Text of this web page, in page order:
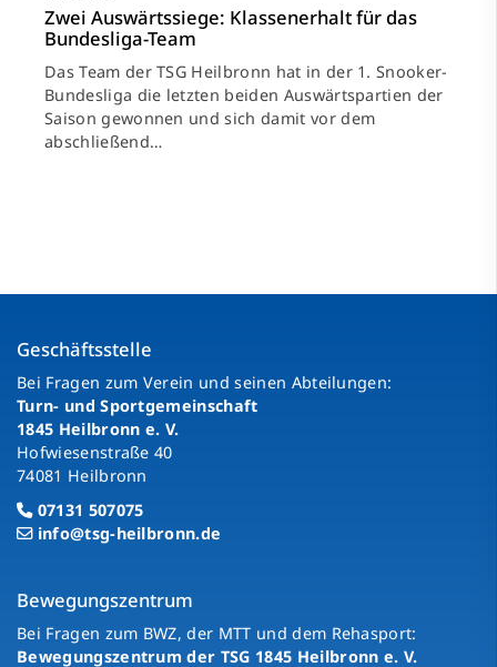
Zwei Auswärtssiege: Klassenerhalt für das
Bundesliga-Team
Das Team der TSG Heilbronn hat in der 1. Snooker-
Bundesliga die letzten beiden Auswärtspartien der
Saison gewonnen und sich damit vor dem
abschließend…
Geschäftsstelle
Bei Fragen zum Verein und seinen Abteilungen:
Turn- und Sportgemeinschaft
1845 Heilbronn e. V.
Hofwiesenstraße 40
74081 Heilbronn
07131 507075
info@tsg-heilbronn.de
Bewegungszentrum
Bei Fragen zum BWZ, der MTT und dem Rehasport:
Bewegungszentrum der TSG 1845 Heilbronn e. V.